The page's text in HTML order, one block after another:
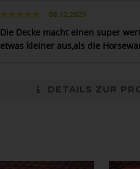
08.12.2021
Die Decke macht einen super
etwas kleiner aus,als die
DETAILS ZUR